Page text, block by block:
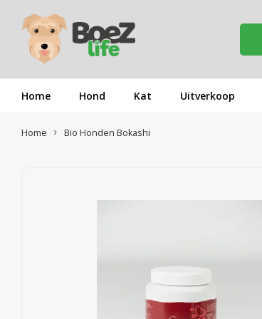
Home Hond Kat Uitverkoop
Home Bio Honden Bokashi